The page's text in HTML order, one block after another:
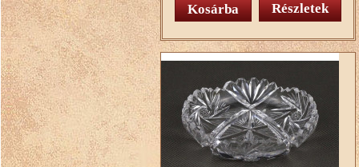
Részletek